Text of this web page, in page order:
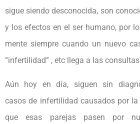
sigue siendo desconocida, son
y los efectos en el ser humano, por
mente siempre cuando un nuevo
“infertilidad” , etc llega a las
Aún hoy en día, siguen sin
casos de infertilidad causados por
que esas parejas pasen por